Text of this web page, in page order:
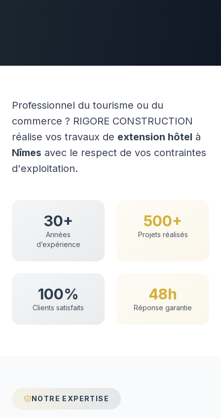
Professionnel du tourisme ou du
commerce ? RIGORE CONSTRUCTION
réalise vos travaux de extension hôtel à
Nîmes avec le respect de vos contraintes
d'exploitation.
30+
Années
d’expérience
500+
Projets réalisés
100%
Clients satisfaits
48h
Réponse garantie
NOTRE EXPERTISE